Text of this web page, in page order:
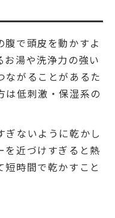
腹で頭皮を動かすよ
お湯や洗浄力の強い
ながることがあるた
は低刺激・保湿系の
ぎないように乾かし
を近づけすぎると熱
時間で乾かすこと